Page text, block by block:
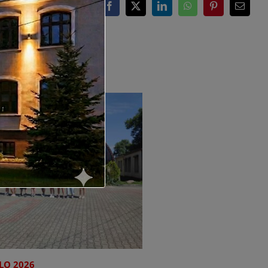
Facebook
X LinkedInWhatsAppPinterestEmail
2026